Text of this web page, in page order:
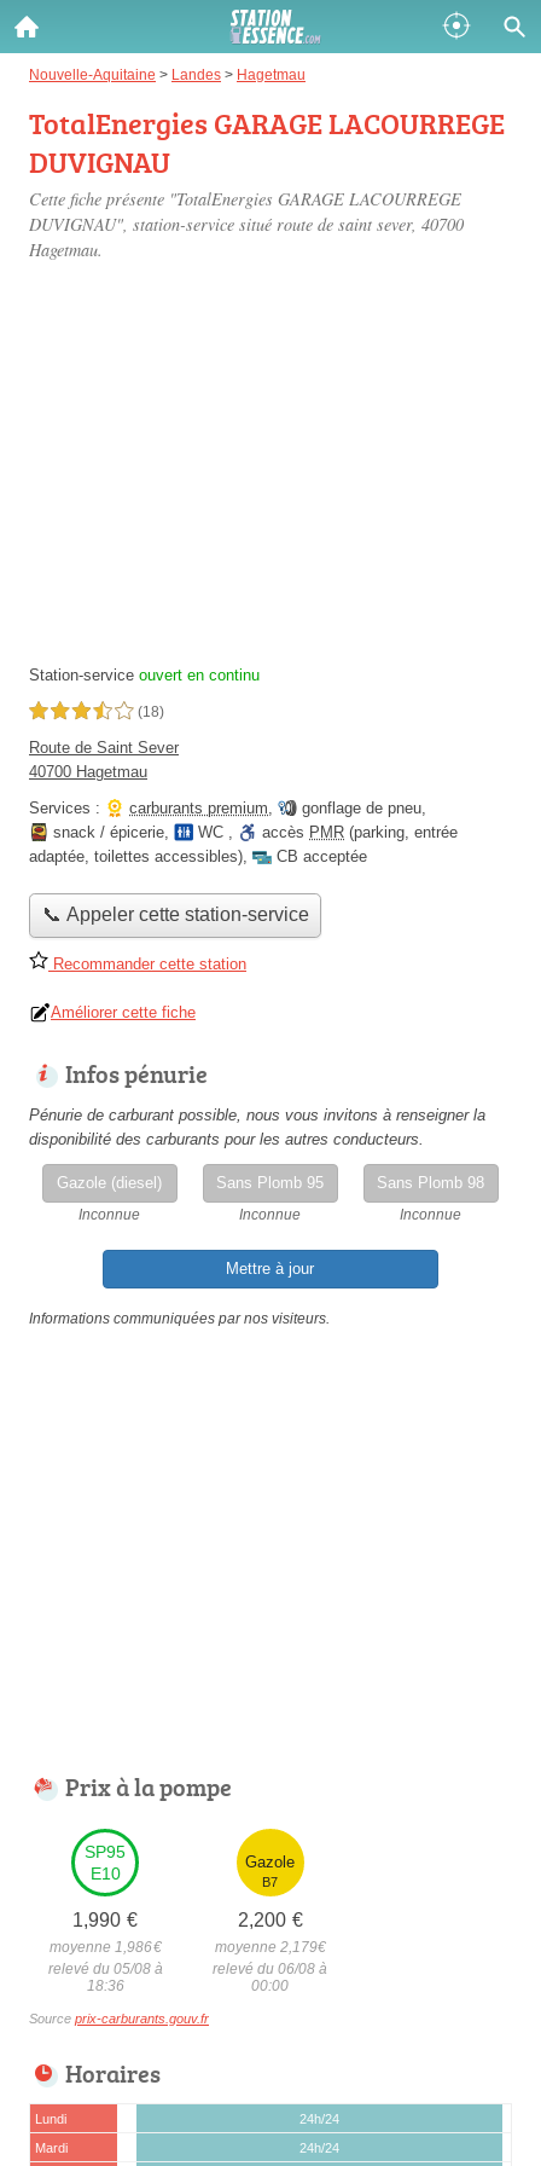
Nouvelle-Aquitaine > Landes > Hagetmau
TotalEnergies GARAGE LACOURREGE
DUVIGNAU
Cette fiche présente "TotalEnergies GARAGE LACOURREGE
DUVIGNAU", station-service situé route de saint sever, 40700
Hagetmau.
Station-service ouvert en continu
3,5 étoiles sur 5 (18)
Route de Saint Sever
40700 Hagetmau
Services :
carburants premium, gonflage de pneu,
snack / épicerie, WC , accès PMR (parking, entrée
adaptée, toilettes accessibles), CB acceptée
📞 Appeler cette station-service
Recommander cette station
Améliorer cette fiche
Infos pénurie
Pénurie de carburant possible, nous vous invitons à renseigner la
disponibilité des carburants pour les autres conducteurs.
Gazole (diesel)
Inconnue
Sans Plomb 95
Inconnue
Sans Plomb 98
Inconnue
Mettre à jour
Informations communiquées par nos visiteurs.
Prix à la pompe
SP95
E10
1,990 €
moyenne 1,986€
relevé du 05/08 à
18:36
Gazole
B7
2,200 €
moyenne 2,179€
relevé du 06/08 à
00:00
Source prix-carburants.gouv.fr
Horaires
Lundi
24h/24
Mardi
24h/24
Gazole :
Disponible Épuisé
SP 98 :
Disponible Épuisé